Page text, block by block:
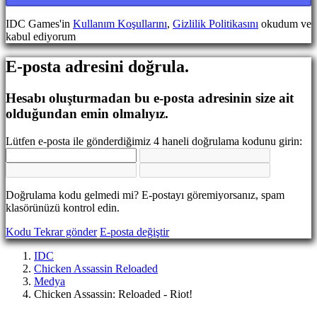
Dil
değiştir
AR
BS
CS
DE
EL
EN
FI
JA
KO
NO
PL
IDC Games'in Kullanım Koşullarını, Gizlilik Politikasını okudum ve
kabul ediyorum
E-posta adresini doğrula.
Hesabı oluşturmadan bu e-posta adresinin size ait
olduğundan emin olmalıyız.
Lütfen e-posta ile gönderdiğimiz 4 haneli doğrulama kodunu girin:
Doğrulama kodu gelmedi mi? E-postayı göremiyorsanız, spam
klasörünüzü kontrol edin.
Kodu Tekrar gönder E-posta değiştir
IDC
Chicken Assassin Reloaded
Medya
Chicken Assassin: Reloaded - Riot!